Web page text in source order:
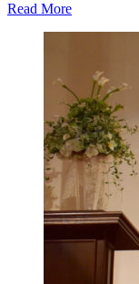
Read More